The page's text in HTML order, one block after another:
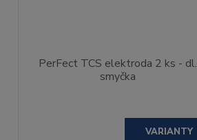
PerFect TCS elektroda 2 ks - dl.
smyčka
VARIANTY